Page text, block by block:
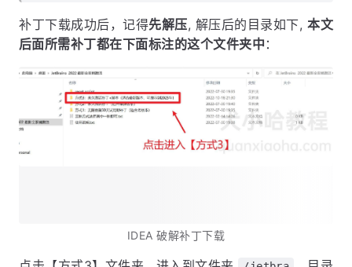
补丁下载成功后，记得先解压, 解压后的目录如下, 本文
后面所需补丁都在下面标注的这个文件夹中 ：
IDEA 破解补丁下载